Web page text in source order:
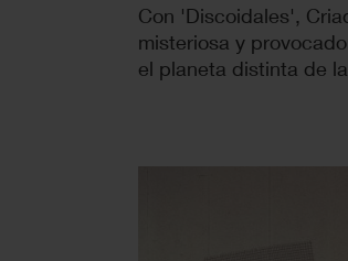
Con 'Discoidales',
misteriosa y
el planeta distinta de